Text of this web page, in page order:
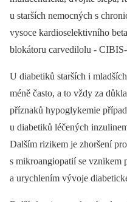
u starších nemocných s
vysoce kardioselektivního
blokátoru carvedilolu -⁠
U diabetiků starších i
méně často, a to vždy za
příznaků hypoglykemie
u diabetiků léčených
Dalším rizikem je zhoršení
s mikroangiopatií se vznikem
a urychlením vývoje